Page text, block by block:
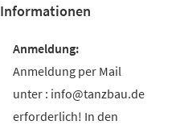
Informationen
Anmeldung per Mail
unter : info@tanzbau.de
erforderlich! In den